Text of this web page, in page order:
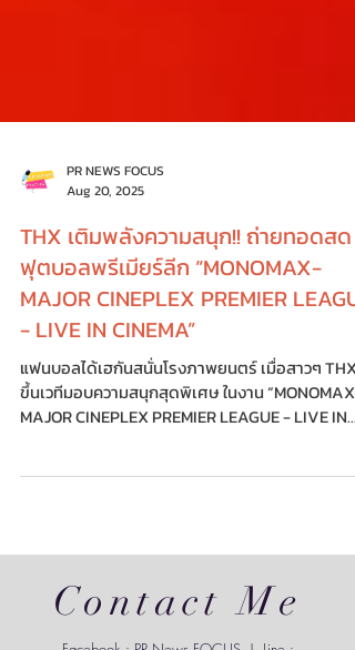
Aug 20, 2025
THX เติมพลังความสนุก!! ถ่ายทอดสด
ฟุตบอลพรีเมียร์ลีก “MONOMAX-
MAJOR CINEPLEX PREMIER LEAGUE
- LIVE IN CINEMA”
แฟนบอลได้เฮกันสนั่นโรงภาพยนตร์ เมื่อสาวๆ THX
ขึ้นเวทีมอบความสนุกสุดพิเศษ ในงาน “MONOMAX-
CINEMA”...